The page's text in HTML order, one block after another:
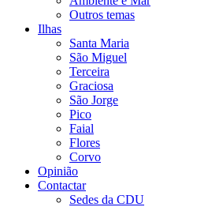
Outros temas
Ilhas
Santa Maria
São Miguel
Terceira
Graciosa
São Jorge
Pico
Faial
Flores
Corvo
Opinião
Contactar
Sedes da CDU